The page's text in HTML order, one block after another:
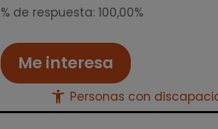
% de respuesta: 100,00%
Me interesa
accessibility_new Personas con